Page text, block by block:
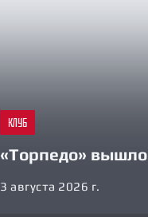
КЛУБ
«Торпедо» вышло
3 августа 2026 г.